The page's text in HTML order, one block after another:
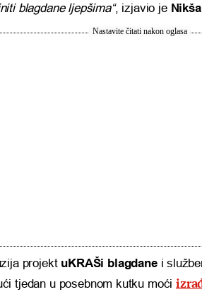
blagdane ljepšima“, izjavio je
Nastavite čitati nakon oglasa
projekt uKRAŠi blagdanei
tjedan u posebnom kutku moći